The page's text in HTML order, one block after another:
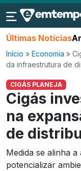
Últimas Notícias
Início » Economia »
da infraestrutura de
CIGÁS PLANEJA
Cigás
na
de
Medida se alinha
potencializar